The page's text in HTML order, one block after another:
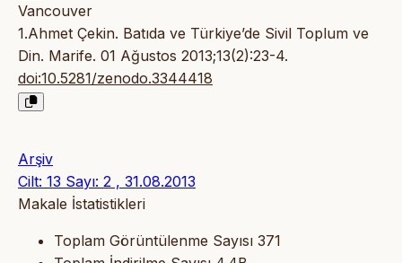
Vancouver
1.Ahmet Çekin. Batıda ve Türkiye’de Sivil Toplum ve
Din. Marife. 01 Ağustos 2013;13(2):23-4.
doi:10.5281/zenodo.3344418
Arşiv
Cilt: 13 Sayı: 2 , 31.08.2013
Makale İstatistikleri
Toplam Görüntülenme Sayısı 371